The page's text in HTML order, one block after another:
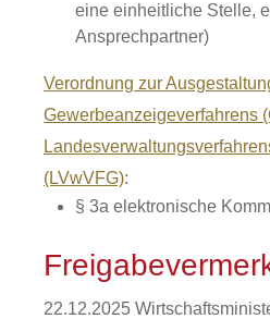
eine einheitliche Stelle,
Ansprechpartner)
Verordnung zur
Gewerbeanzeigeverfahrens
(LVwVFG):
§ 3a elektronische
22.12.2025